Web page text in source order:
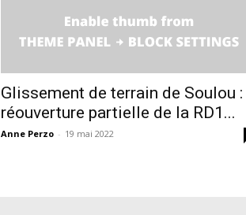
Glissement de terrain de Soulou :
réouverture partielle de la RD1...
Anne Perzo - 19 mai 2022